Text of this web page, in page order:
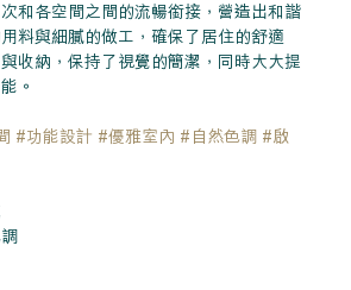
和各空間之間的流暢銜接，營造出和諧
料與細膩的做工，確保了居住的舒適
收納，保持了視覺的簡潔，同時大大提
。
#功能設計 #優雅室內 #自然色調 #啟